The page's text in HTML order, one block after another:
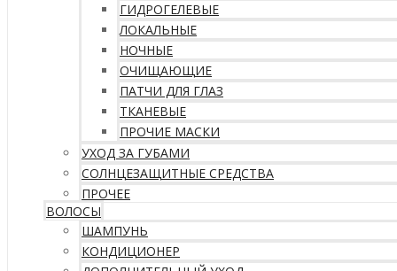
ГИДРОГЕЛЕВЫЕ
ЛОКАЛЬНЫЕ
НОЧНЫЕ
ОЧИЩАЮЩИЕ
ПАТЧИ ДЛЯ ГЛАЗ
ТКАНЕВЫЕ
ПРОЧИЕ МАСКИ
УХОД ЗА ГУБАМИ
СОЛНЦЕЗАЩИТНЫЕ СРЕДСТВА
ПРОЧЕЕ
ВОЛОСЫ
ШАМПУНЬ
КОНДИЦИОНЕР